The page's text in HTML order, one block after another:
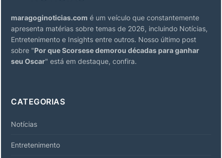
maragoginoticias.com é um veículo que constantemente
apresenta matérias sobre temas de 2026, incluindo Notícias,
Entretenimento e Insights entre outros. Nosso último post
sobre "Por que Scorsese demorou décadas para ganhar
seu Oscar" está em destaque, confira.
CATEGORIAS
Notícias
Entretenimento